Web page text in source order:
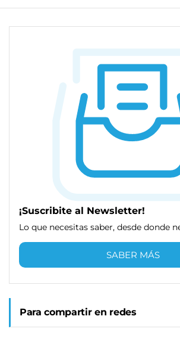
¡Suscribite al Newsletter!
Lo que necesitas saber, desde donde
SABER MÁS
Para compartir en redes